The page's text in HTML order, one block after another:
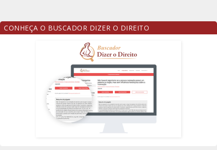
CONHEÇA O BUSCADOR DIZER O DIREITO